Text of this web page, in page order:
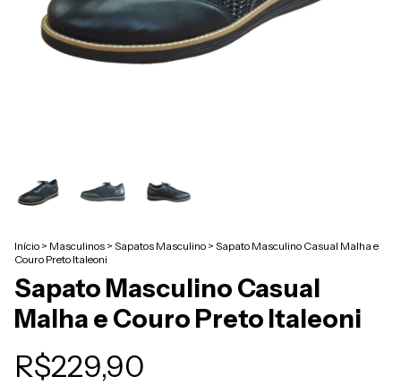
Início > Masculinos > Sapatos Masculino > Sapato Masculino Casual Malha e
Couro Preto Italeoni
Sapato Masculino Casual
Malha e Couro Preto Italeoni
R$229,90